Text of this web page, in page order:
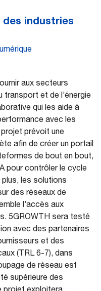
des industries
aux secteurs
transport et de l’énergie
qui les aide à
avec les
prévoit une
afin de créer un portail
de bout en bout,
pour contrôler le cycle
les solutions
des réseaux de
l’accès aux
5GROWTH sera testé
avec des partenaires
et des
(TRL 6-7), dans
de réseau est
supérieure des
projet exploitera